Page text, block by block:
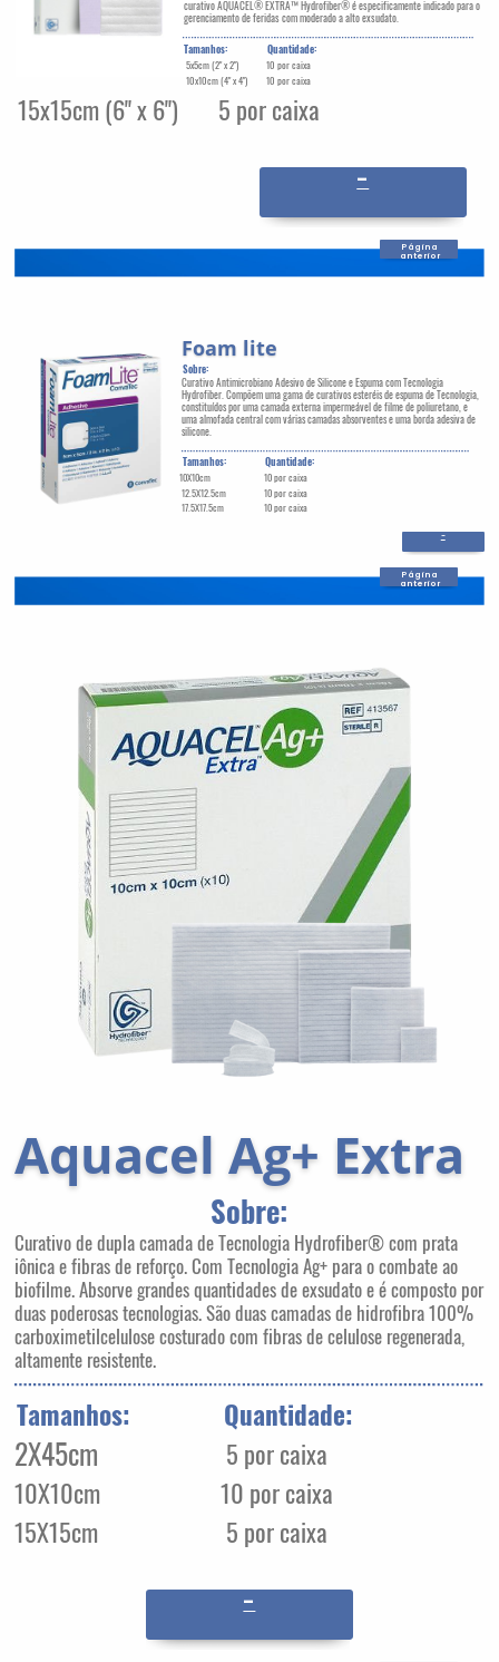
curativo AQUACEL® EXTRA™ Hydrofiber® é especificamente indicado para o
gerenciamento de feridas com moderado a alto exsudato.
Tamanhos: Quantidade:
5x5cm (2" x 2")
10 por caixa
10x10cm (4" x 4")
10 por caixa
15x15cm (6" x 6") 5 por caixa
-
Página
anterior
Foam lite
Sobre:
Curativo Antimicrobiano Adesivo de Silicone e Espuma com Tecnologia
Hydrofiber. Compõem uma gama de curativos esteréis de espuma de Tecnologia,
constituídos por uma camada externa impermeável de filme de poliuretano, e
uma almofada central com várias camadas absorventes e uma borda adesiva de
silicone.
Tamanhos:
Quantidade:
10X10cm
10 por caixa
12.5X12.5cm
10 por caixa
17.5X17.5cm
10 por caixa
-
Página
anterior
Aquacel Ag+ Extra
Sobre:
Curativo de dupla camada de Tecnologia Hydrofiber® com prata
iônica e fibras de reforço. Com Tecnologia Ag+ para o combate ao
biofilme. Absorve grandes quantidades de exsudato e é composto por
duas poderosas tecnologias. São duas camadas de hidrofibra 100%
carboximetilcelulose costurado com fibras de celulose regenerada,
altamente resistente.
Tamanhos: Quantidade:
2X45cm
10X10cm 10 por caixa
5 por caixa
15X15cm 5 por caixa
-